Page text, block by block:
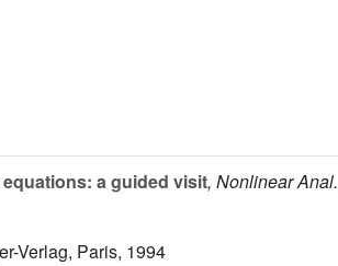
a guided visit, Nonlinear Anal.
Verlag, Paris, 1994